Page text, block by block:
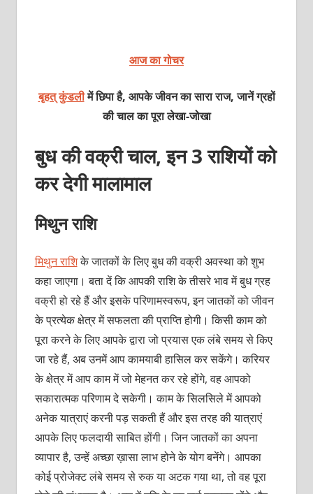
आज का गोचर
बृहत् कुंडलीमें छिपा है, आपके जीवन का सारा राज, जानें ग्रहों
की चाल का पूरा लेखा-जोखा
बुध की वक्री चाल, इन 3 राशियों को
कर देगी मालामाल
मिथुन राशि
मिथुन राशिके जातकों के लिए बुध की वक्री अवस्था को शुभ
कहा जाएगा। बता दें कि आपकी राशि के तीसरे भाव में बुध ग्रह
वक्री हो रहे हैं और इसके परिणामस्वरूप, इन जातकों को जीवन
के प्रत्येक क्षेत्र में सफलता की प्राप्ति होगी। किसी काम को
पूरा करने के लिए आपके द्वारा जो प्रयास एक लंबे समय से किए
जा रहे हैं, अब उनमें आप कामयाबी हासिल कर सकेंगे। करियर
के क्षेत्र में आप काम में जो मेहनत कर रहे होंगे, वह आपको
सकारात्मक परिणाम दे सकेगी। काम के सिलसिले में आपको
अनेक यात्राएं करनी पड़ सकती हैं और इस तरह की यात्राएं
आपके लिए फलदायी साबित होंगी। जिन जातकों का अपना
व्यापार है, उन्हें अच्छा ख़ासा लाभ होने के योग बनेंगे। आपका
कोई प्रोजेक्ट लंबे समय से रुक या अटक गया था, तो वह पूरा